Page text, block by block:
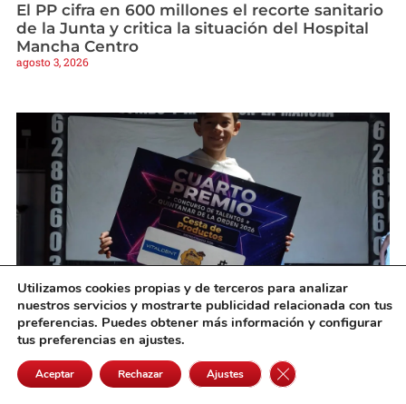
El PP cifra en 600 millones el recorte sanitario
de la Junta y critica la situación del Hospital
Mancha Centro
agosto 3, 2026
El criptanense Martín Olivares logra el cuarto
premio en el concurso de talentos de
Quintanar de la Orden
agosto 3, 2026
Utilizamos cookies propias y de terceros para analizar
nuestros servicios y mostrarte publicidad relacionada con tus
preferencias. Puedes obtener más información y configurar
tus preferencias en ajustes.
Aceptar Rechazar Ajustes Cerrar el banner de